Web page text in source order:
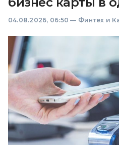
04.08.2026, 06:50 — Финтех и